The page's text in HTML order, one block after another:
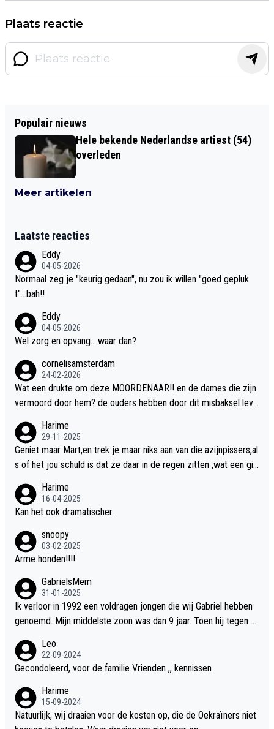
Plaats reactie
Populair nieuws
Hele bekende Nederlandse artiest (54)
overleden
Meer artikelen
Laatste reacties
Eddy
04-05-2026
Normaal zeg je "keurig gedaan", nu zou ik willen "goed gepluk
t"...bah!!
Eddy
04-05-2026
Wel zorg en opvang....waar dan?
cornelisamsterdam
24-02-2026
Wat een drukte om deze MOORDENAAR!! en de dames die zijn
vermoord door hem? de ouders hebben door dit misbaksel leve
t!!
Harime
29-11-2025
Geniet maar Mart,en trek je maar niks aan van die azijnpissers,al
s of het jou schuld is dat ze daar in de regen zitten ,wat een gill
Harime
16-04-2025
Kan het ook dramatischer.
snoopy
03-02-2025
Arme honden!!!!
GabrielsMem
31-01-2025
Ik verloor in 1992 een voldragen jongen die wij Gabriel hebben
genoemd. Mijn middelste zoon was dan 9 jaar. Toen hij tegen d
verteld in Groningen. Ik gun Anouk en Douwe Bob hun rouw verd
riet en als ervaringsdeskundige heb ik zeker begrip hiervoor. Wa
delijk overeenkomend met mijn gezins verlies in 1992 een soor
t ready-made lied geschreven, geproduceerd en op de radio te
beluisteren zijn binnen 12 dagen na het verlies van Anouk en Do
Leo
22-09-2024
Gecondoleerd, voor de familie Vrienden ,, kennissen
Harime
15-09-2024
Natuurlijk, wij draaien voor de kosten op, die de Oekraïners niet